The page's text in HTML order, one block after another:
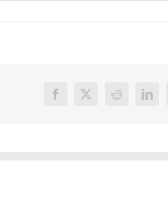
Facebook
X Reddit